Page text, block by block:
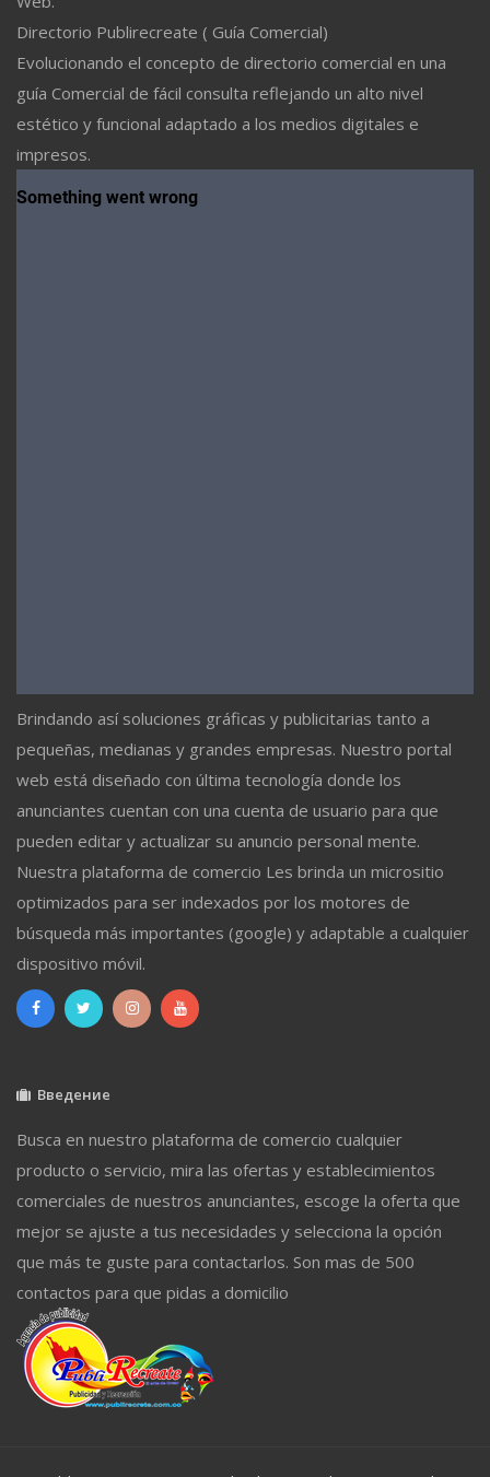
Directorio Publirecreate ( Guía Comercial)
Evolucionando el concepto de directorio comercial en una
guía Comercial de fácil consulta reflejando un alto nivel
estético y funcional adaptado a los medios digitales e
impresos.
Brindando así soluciones gráficas y publicitarias tanto a
pequeñas, medianas y grandes empresas. Nuestro portal
web está diseñado con última tecnología donde los
anunciantes cuentan con una cuenta de usuario para que
pueden editar y actualizar su anuncio personal mente.
Nuestra plataforma de comercio Les brinda un micrositio
optimizados para ser indexados por los motores de
búsqueda más importantes (google) y adaptable a cualquier
dispositivo móvil.
Введение
Busca en nuestro plataforma de comercio cualquier
producto o servicio, mira las ofertas y establecimientos
comerciales de nuestros anunciantes, escoge la oferta que
mejor se ajuste a tus necesidades y selecciona la opción
que más te guste para contactarlos. Son mas de 500
contactos para que pidas a domicilio